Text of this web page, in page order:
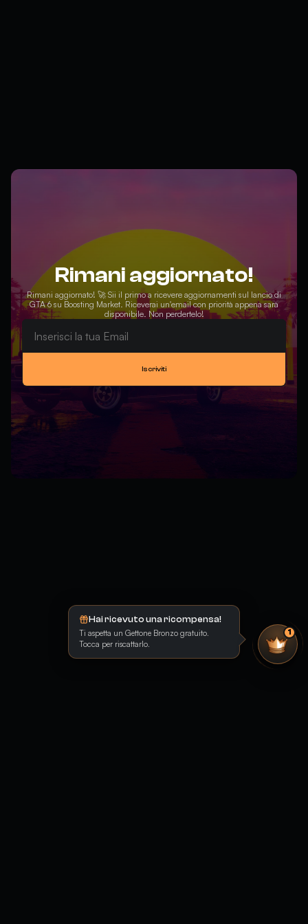
Rimani aggiornato!
Rimani aggiornato! 🚀 Sii il primo a ricevere aggiornamenti sul lancio di
GTA 6 su Boosting Market. Riceverai un'email con priorità appena sarà
disponibile. Non perdertelo!
Iscriviti
Hai ricevuto una ricompensa!
Ti aspetta un Gettone Bronzo gratuito.
Tocca per riscattarlo.
1